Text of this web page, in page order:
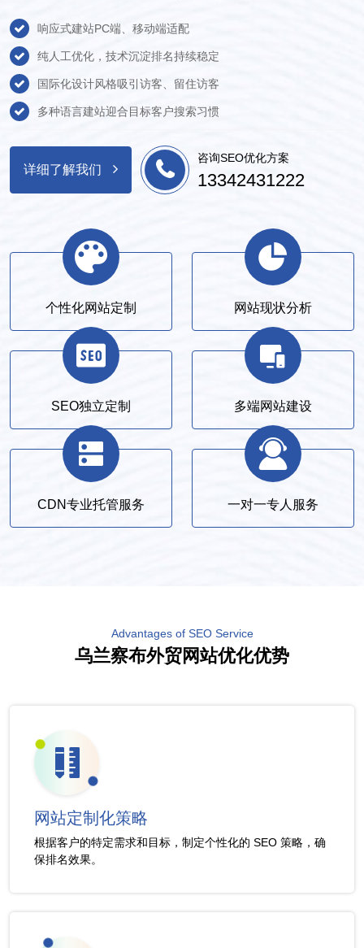
响应式建站PC端、移动端适配
纯人工优化，技术沉淀排名持续稳定
国际化设计风格吸引访客、留住访客
多种语言建站迎合目标客户搜索习惯
详细了解我们
咨询SEO优化方案
13342431222
个性化网站定制 网站现状分析
SEO独立定制 多端网站建设
CDN专业托管服务 一对一专人服务
Advantages of SEO Service
乌兰察布外贸网站优化优势
网站定制化策略
根据客户的特定需求和目标，制定个性化的 SEO 策略，确
保排名效果。